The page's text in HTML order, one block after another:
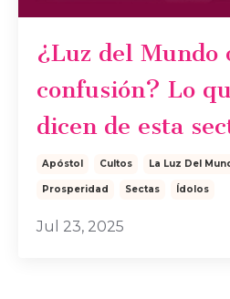
¿Luz del Mundo
confusión? Lo
dicen de esta
Apóstol Cultos La Luz Del
Prosperidad Sectas Ídolos
Jul 23, 2025